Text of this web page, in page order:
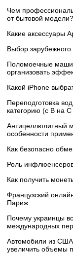
Чем
от бытовой модели?
Какие аксессуары
Выбор
Поломоечные
организовать
Какой iPhone
Переподготовка
категорию (с B на
Антицеллюлитный
особенности
Как безопасно
Роль
Как получить
Французский
Париж
Почему украинцы
международных
Автомобили из США
увеличить объемы